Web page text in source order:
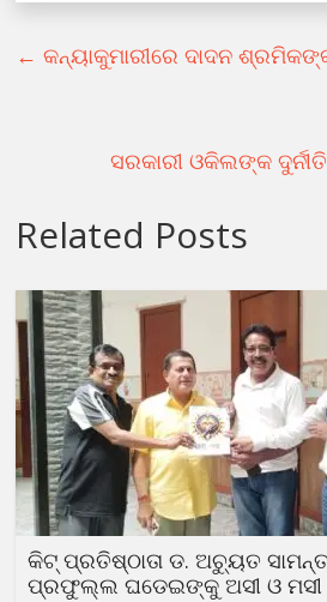
← କନ୍ୟାକୁମାରୀରେ ଦାଦନ
ସରକାରୀ ଓକିଲଙ୍କ
Related Posts
କିଟ୍ ପ୍ରତିଷ୍ଠାତା ଡ. ଅଚ୍ୟୁତ
ପ୍ରଫୁଲ୍ଲ ଘଡେଇଙ୍କୁ ଅସୀ ଓ ମସୀ